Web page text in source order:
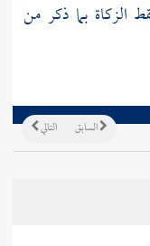
بما ذكر من
التالي السابق